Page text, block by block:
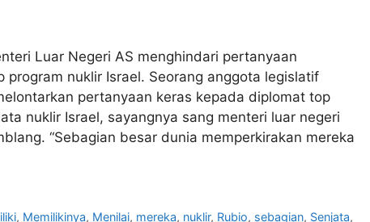
Luar Negeri AS menghindari pertanyaan
program nuklir Israel. Seorang anggota legislatif
pertanyaan keras kepada diplomat top
nuklir Israel, sayangnya sang menteri luar negeri
“Sebagian besar dunia memperkirakan mereka
, Memilikinya, Menilai, mereka, nuklir, Rubio, sebagian, Senjata,